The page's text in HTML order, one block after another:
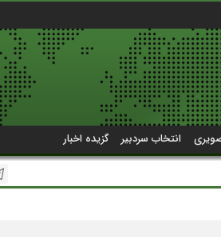
انتخاب سردبیر گزیده اخبار